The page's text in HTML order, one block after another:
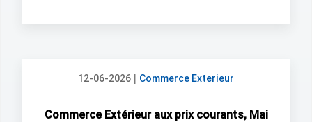
12-06-2026 | Commerce Exterieur
Commerce Extérieur aux prix courants, Mai